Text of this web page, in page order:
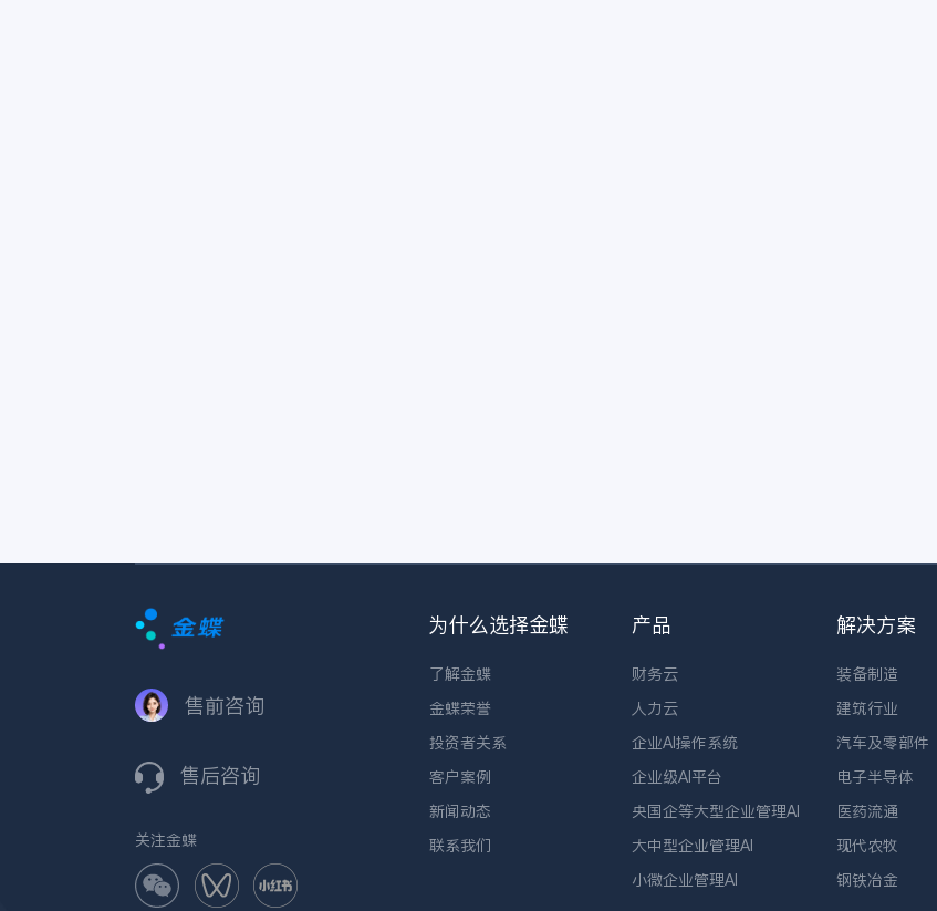
售前咨询
售后咨询
关注金蝶
为什么选择金蝶
了解金蝶
金蝶荣誉
投资者关系
客户案例
新闻动态
联系我们
产品
财务云
人力云
企业AI操作系统
企业级AI平台
央国企等大型企业管理AI
大中型企业管理AI
小微企业管理AI
解决方案
装备制造
建筑行业
汽车及零部件
电子半导体
医药流通
现代农牧
钢铁冶金